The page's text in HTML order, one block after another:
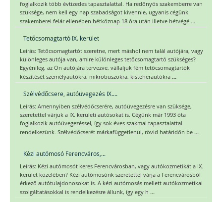
foglalkozik több évtizedes tapasztalattal. Ha redőnyös szakemberre van
szüksége, nem kell egy nap szabadságot kivennie, ugyanis cégünk
szakemberei felár ellenében hétköznap 18 óra után illetve hétvégé ...
Tetőcsomagtartó IX. kerület
Leírás: Tetőcsomagtartót szeretne, mert máshol nem talál autójára, vagy
különleges autója van, amire különleges tetőcsomagtartó szükséges?
Egyénileg, az Ön autójára tervezve, vállaljuk fém tetőcsomagtartók
készítését személyautókra, mikrobuszokra, kisteherautókra ...
Szélvédőcsere, autóüvegezés IX....
Leírás: Amennyiben szélvédőcserére, autóüvegezésre van szüksége,
szeretettel várjuk a IX. kerületi autósokat is. Cégünk már 1993 óta
foglalkozik autóüvegezéssel, így sok éves szakmai tapasztalattal
rendelkezünk. Szélvédőcserét márkafüggetlenül, rövid határidőn be ...
Kézi autómosó Ferencváros,...
Leírás: Kézi autómosót keres Ferencvárosban, vagy autókozmetikát a IX.
kerület közelében? Kézi autómosónk szeretettel várja a Ferencvárosból
érkező autótulajdonosokat is. A kézi autómosás mellett autókozmetikai
szolgáltatásokkal is rendelkezésre állunk, így egy h ...